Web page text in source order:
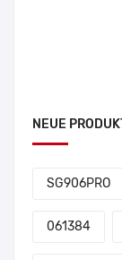
NEUE
SG906PRO
061384